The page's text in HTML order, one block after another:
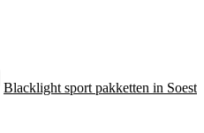
Blacklight sport pakketten in Soest